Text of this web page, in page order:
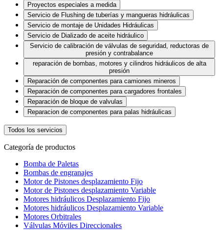
Proyectos especiales a medida
Servicio de Flushing de tuberías y mangueras hidráulicas
Servicio de montaje de Unidades Hidráulicas
Servicio de Dializado de aceite hidráulico
Servicio de calibración de válvulas de seguridad, reductoras de
presión y contrabalance
reparación de bombas, motores y cilindros hidráulicos de alta
presión
Reparación de componentes para camiones mineros
Reparación de componentes para cargadores frontales
Reparación de bloque de valvulas
Reparacion de componentes para palas hidráulicas
Todos los servicios
Categoría de productos
Bomba de Paletas
Bombas de engranajes
Motor de Pistones desplazamiento Fijo
Motor de Pistones desplazamiento Variable
Motores hidráulicos Desplazamiento Fijo
Motores hidráulicos Desplazamiento Variable
Motores Orbitrales
Válvulas Móviles Direccionales